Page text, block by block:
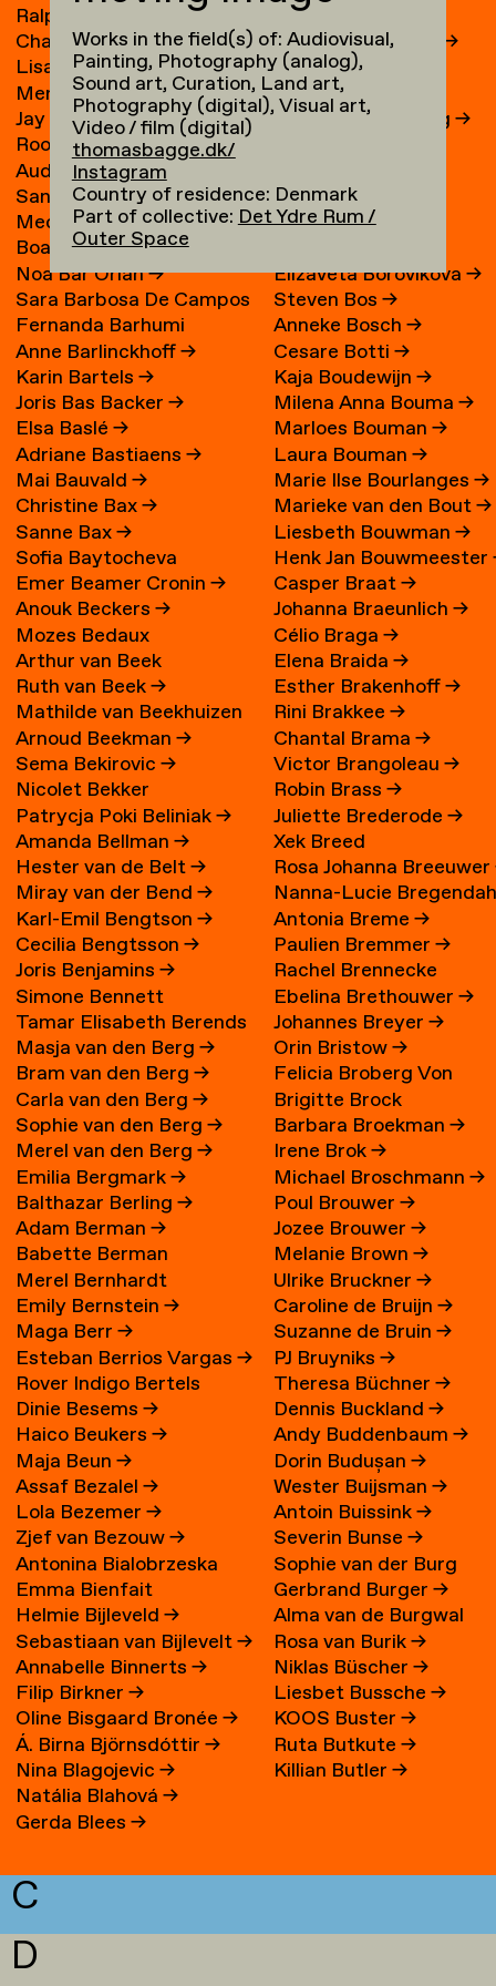
Ralph Bakker
Charlie Bakker →
Lisa Bakker→
Merel Bakker→
Jay Bakker→
Roos Bakker→
Audrey Bakx→
Sanne van Balen→
Medina Balesic→
Boaz Bar Adon→
Noa Bar Orian→
Sara Barbosa De Campos
→
Fernanda Barhumi
Martínez
Anne Barlinckhoff→
Karin Bartels→
Joris Bas Backer→
Elsa Baslé→
Adriane Bastiaens→
Mai Bauvald→
Christine Bax→
Sanne Bax→
Sofia Baytocheva
Iordanova
Emer Beamer Cronin→
Anouk Beckers→
Mozes Bedaux
Arthur van Beek
Ruth van Beek→
Mathilde van Beekhuizen
→
Arnoud Beekman→
Sema Bekirovic→
Nicolet Bekker
Patrycja Poki Beliniak→
Amanda Bellman→
Hester van de Belt→
Miray van der Bend→
Karl-Emil Bengtson→
Cecilia Bengtsson→
Joris Benjamins→
Simone Bennett
Tamar Elisabeth Berends
→
Masja van den Berg→
Bram van den Berg→
Carla van den Berg→
Sophie van den Berg→
Merel van den Berg→
Emilia Bergmark→
Balthazar Berling→
Adam Berman→
Babette Berman
Merel Bernhardt
Emily Bernstein→
Maga Berr→
Esteban Berrios Vargas→
Rover Indigo Bertels
Dinie Besems→
Haico Beukers→
Maja Beun→
Assaf Bezalel→
Lola Bezemer→
Zjef van Bezouw→
Antonina Bialobrzeska
Emma Bienfait
Helmie Bijleveld→
Sebastiaan van Bijlevelt→
Annabelle Binnerts→
Filip Birkner→
Oline Bisgaard Bronée→
Á. Birna Björnsdóttir→
Nina Blagojevic→
Natália Blahová→
Gerda Blees→
René Boessen
Marguerite Bones
→
Wieke Bonnier
Leoniek Bontje
Claire van der Boog→
Evelyn Boontje
Maaike Boorsma
Elizaveta Borovikova→
Steven Bos→
Anneke Bosch→
Cesare Botti→
Kaja Boudewijn→
Milena Anna Bouma→
Marloes Bouman→
Laura Bouman→
Marie Ilse Bourlanges→
Marieke van den Bout→
Liesbeth Bouwman→
Henk Jan Bouwmeester
Casper Braat→
Johanna Braeunlich→
Célio Braga→
Elena Braida→
Esther Brakenhoff→
Rini Brakkee→
Chantal Brama→
Victor Brangoleau→
Robin Brass→
Juliette Brederode→
Xek Breed
Rosa Johanna Breeuwer
Nanna-Lucie
Axilgård→
Antonia Breme→
Paulien Bremmer→
Rachel Brennecke
Ebelina Brethouwer→
Johannes Breyer→
Orin Bristow→
Felicia Broberg Von
Zweigbergk
Brigitte Brock
Barbara Broekman→
Irene Brok→
Michael Broschmann→
Poul Brouwer→
Jozee Brouwer→
Melanie Brown→
Ulrike Bruckner→
Caroline de Bruijn→
Suzanne de Bruin→
PJ Bruyniks→
Theresa Büchner→
Dennis Buckland→
Andy Buddenbaum→
Dorin Budușan→
Wester Buijsman→
Antoin Buissink→
Severin Bunse→
Sophie van der Burg
Gerbrand Burger→
Alma van de Burgwal
Rosa van Burik→
Niklas Büscher→
Liesbet Bussche→
KOOS Buster→
Ruta Butkute→
Killian Butler→
C
D
Works in the field(s) of: Audiovisual,
Painting, Photography (analog),
Sound art, Curation, Land art,
Photography (digital), Visual art,
Video / film (digital)
thomasbagge.dk/
Instagram
Country of residence: Denmark
Part of collective:Det Ydre Rum /
Outer Space